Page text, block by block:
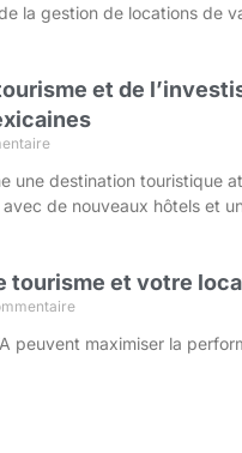
la gestion de locations de
et de
une destination touristique
de nouveaux hôtels et
tourisme et votre
peuvent maximiser la